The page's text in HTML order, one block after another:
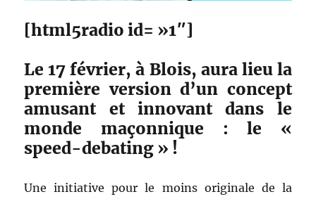
[html5radio id= »1″]
Le 17 février, à Blois, aura lieu la
première version d’un concept
amusant et innovant dans le
monde maçonnique : le «
speed-debating » !
Une initiative pour le moins originale de la